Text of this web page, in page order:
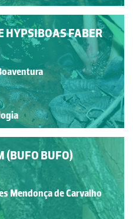
HYPSIBOAS FABER
(BUFO BUFO)
Mendonça de Carvalho